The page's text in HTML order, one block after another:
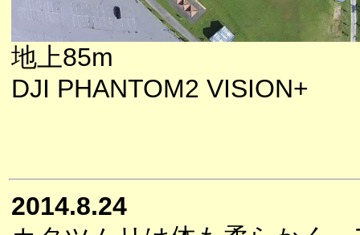
地上85m
DJI PHANTOM2 VISION+
2014.8.24